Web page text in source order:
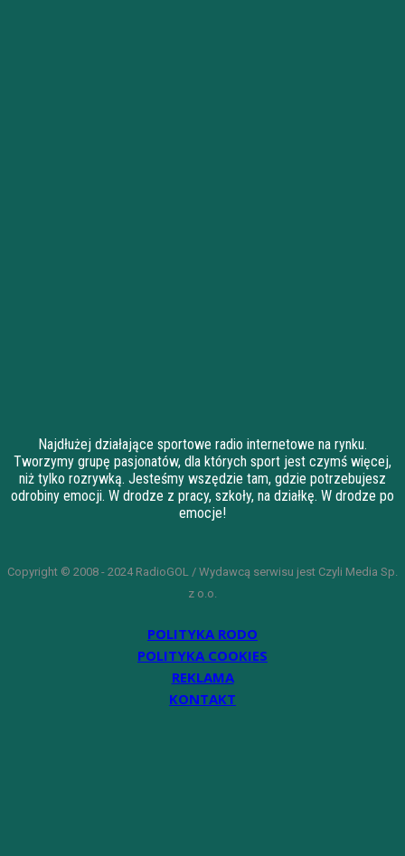
Najdłużej działające sportowe radio internetowe na rynku.
Tworzymy grupę pasjonatów, dla których sport jest czymś więcej,
niż tylko rozrywką. Jesteśmy wszędzie tam, gdzie potrzebujesz
odrobiny emocji. W drodze z pracy, szkoły, na działkę. W drodze po
emocje!
Copyright © 2008 - 2024 RadioGOL / Wydawcą serwisu jest Czyli Media Sp.
z o.o.
POLITYKA RODO
POLITYKA COOKIES
REKLAMA
KONTAKT